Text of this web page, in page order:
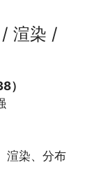
渲染 /
）
渲染、分布